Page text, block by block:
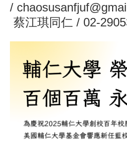
/
蔡江琪同仁 / 02-